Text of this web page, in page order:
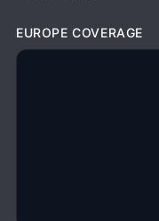
EUROPE COVERAGE